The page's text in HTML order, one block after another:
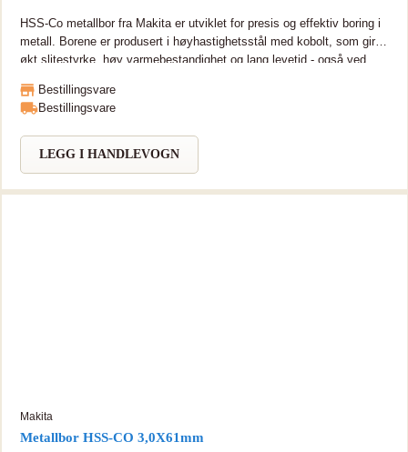
HSS-Co metallbor fra Makita er utviklet for presis og effektiv boring i
metall. Borene er produsert i høyhastighetsstål med kobolt, som gir
økt slitestyrke, høy varmebestandighet og lang levetid - også ved
DIN338 M35 med stål og 5% kobolt. Boret er da sterkere og med
lengre levetid sammenlignet med ordinære metallbor. Boret er laget i
hardt metall.
Bestillingsvare
Bestillingsvare
LEGG I HANDLEVOGN
Makita
Metallbor HSS-CO 3,0X61mm